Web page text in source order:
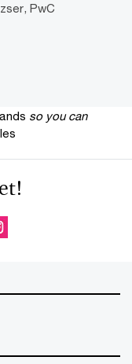
PwC
so you can